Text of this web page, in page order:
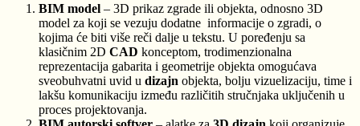
BIM model – 3D prikaz zgrade ili objekta, odnosno 3D
model za koji se vezuju dodatne informacije o zgradi, o
kojima će biti više reči dalje u tekstu. U poređenju sa
klasičnim 2D CAD konceptom, trodimenzionalna
reprezentacija gabarita i geometrije objekta omogućava
sveobuhvatni uvid u dizajn objekta, bolju vizuelizaciju, time i
lakšu komunikaciju između različitih stručnjaka uključenih u
proces projektovanja.